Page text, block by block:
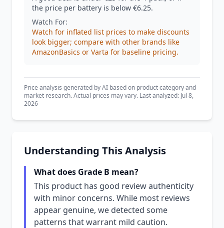
the price per battery is below €6.25.
Watch For:
Watch for inflated list prices to make discounts
look bigger; compare with other brands like
AmazonBasics or Varta for baseline pricing.
Price analysis generated by AI based on product category and
market research. Actual prices may vary. Last analyzed: Jul 8,
2026
Understanding This Analysis
What does Grade B mean?
This product has good review authenticity
with minor concerns. While most reviews
appear genuine, we detected some
patterns that warrant mild caution.